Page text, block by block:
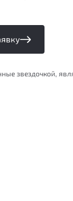
звездочкой,